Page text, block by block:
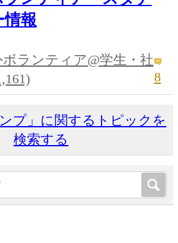
情報
ボランティア@学生・社
8
プ」に関するトピックを
検索する